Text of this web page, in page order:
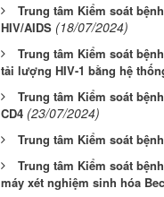
Trung tâm Kiểm soát
HIV/AIDS (18/07/2024)
Trung tâm Kiểm soát
tải lượng HIV-1 bằng hệ
Trung tâm Kiểm soát
CD4 (23/07/2024)
Trung tâm Kiểm soát
Trung tâm Kiểm soát
máy xét nghiệm sinh hóa